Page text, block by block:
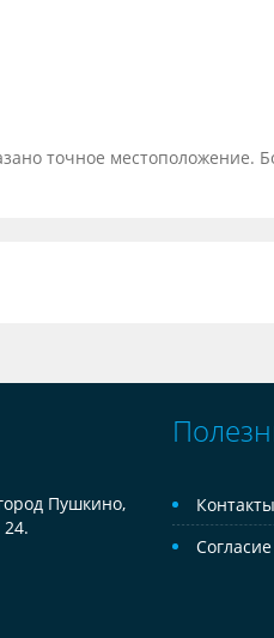
точное
Пушкино,
Контакты